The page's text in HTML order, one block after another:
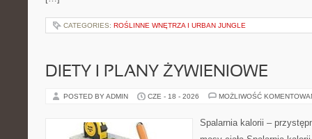
CATEGORIES: ROŚLINNE WNĘTRZA I URBAN JUNGLE
DIETY I PLANY ŻYWIENIOWE
POSTED BY ADMIN CZE - 18 - 2026 MOŻLIWOŚĆ
Spalarnia kalorii –